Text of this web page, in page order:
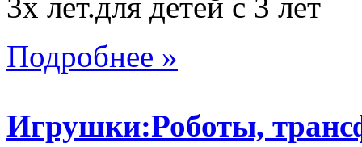
3х лет.для детей с 3 лет
Подробнее »
Игрушки:Роботы,